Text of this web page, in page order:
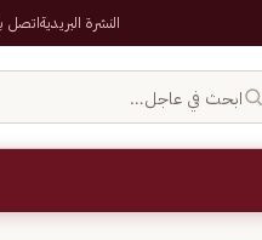
النشرة البريديةاتصل
ابحث في عاجل…